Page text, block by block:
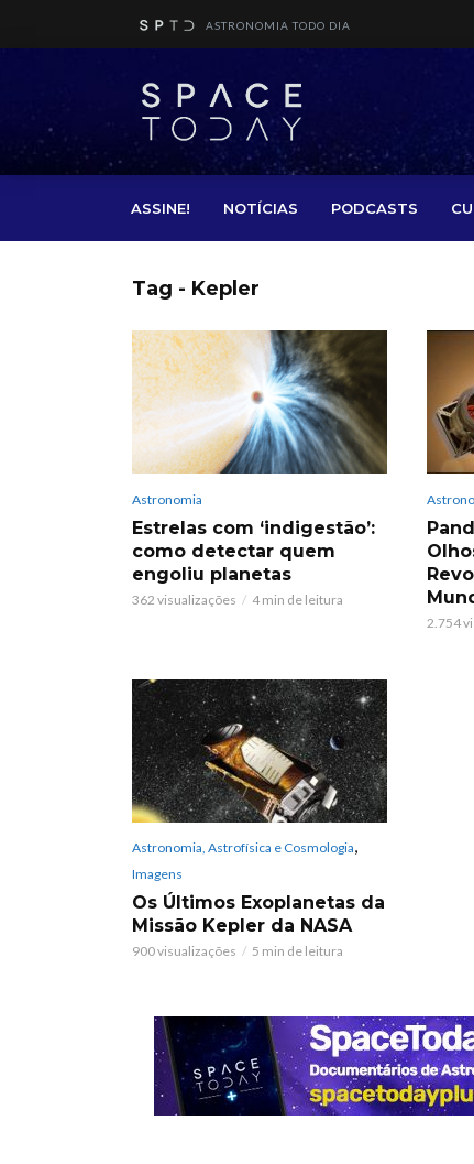
ASTRONOMIA TODO DIA
ASSINE! NOTÍCIAS PODCASTS
Tag - Kepler
Astronomia
Estrelas com ‘indigestão’:
como detectar quem
engoliu planetas
362 visualizações 4 min de leitura
2.754
Astronomia, Astrofísica e Cosmologia,
Imagens
Os Últimos Exoplanetas da
Missão Kepler da NASA
900 visualizações 5 min de leitura